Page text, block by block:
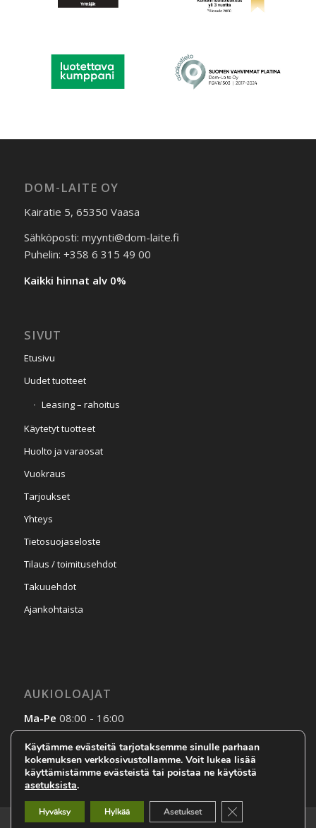
DOM-LAITE OY
Kairatie 5, 65350 Vaasa
Sähköposti: myynti@dom-laite.fi
Puhelin: +358 6 315 49 00
Kaikki hinnat alv 0%
SIVUT
Etusivu
Uudet tuotteet
Leasing – rahoitus
Käytetyt tuotteet
Huolto ja varaosat
Vuokraus
Tarjoukset
Yhteys
Tietosuojaseloste
Tilaus / toimitusehdot
Takuuehdot
Ajankohtaista
AUKIOLOAJAT
Ma-Pe 08:00 - 16:00
La-SuSopimuksen mukaan
Käytämme evästeitä tarjotaksemme sinulle parhaan
kokemuksen verkkosivustollamme. Voit lukea lisää
käyttämistämme evästeistä tai poistaa ne käytöstä
asetuksista.
Hyväksy Hylkää Asetukset Sulje evästebanneri